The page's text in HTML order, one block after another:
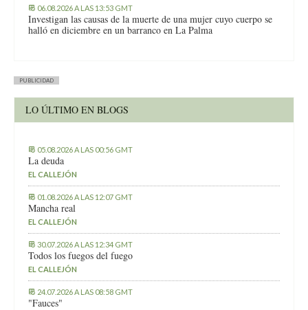
06.08.2026 A LAS 13:53 GMT
Investigan las causas de la muerte de una mujer cuyo cuerpo se
halló en diciembre en un barranco en La Palma
PUBLICIDAD
LO ÚLTIMO EN BLOGS
05.08.2026 A LAS 00:56 GMT
La deuda
EL CALLEJÓN
01.08.2026 A LAS 12:07 GMT
Mancha real
EL CALLEJÓN
30.07.2026 A LAS 12:34 GMT
Todos los fuegos del fuego
EL CALLEJÓN
24.07.2026 A LAS 08:58 GMT
"Fauces"